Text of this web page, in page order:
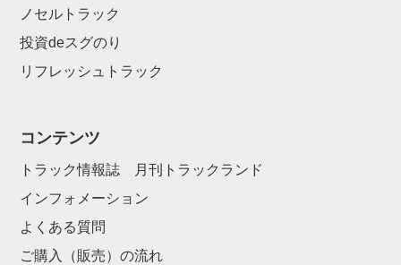
ノセルトラック
投資deスグのり
リフレッシュトラック
コンテンツ
トラック情報誌 月刊トラックランド
インフォメーション
よくある質問
ご購入（販売）の流れ